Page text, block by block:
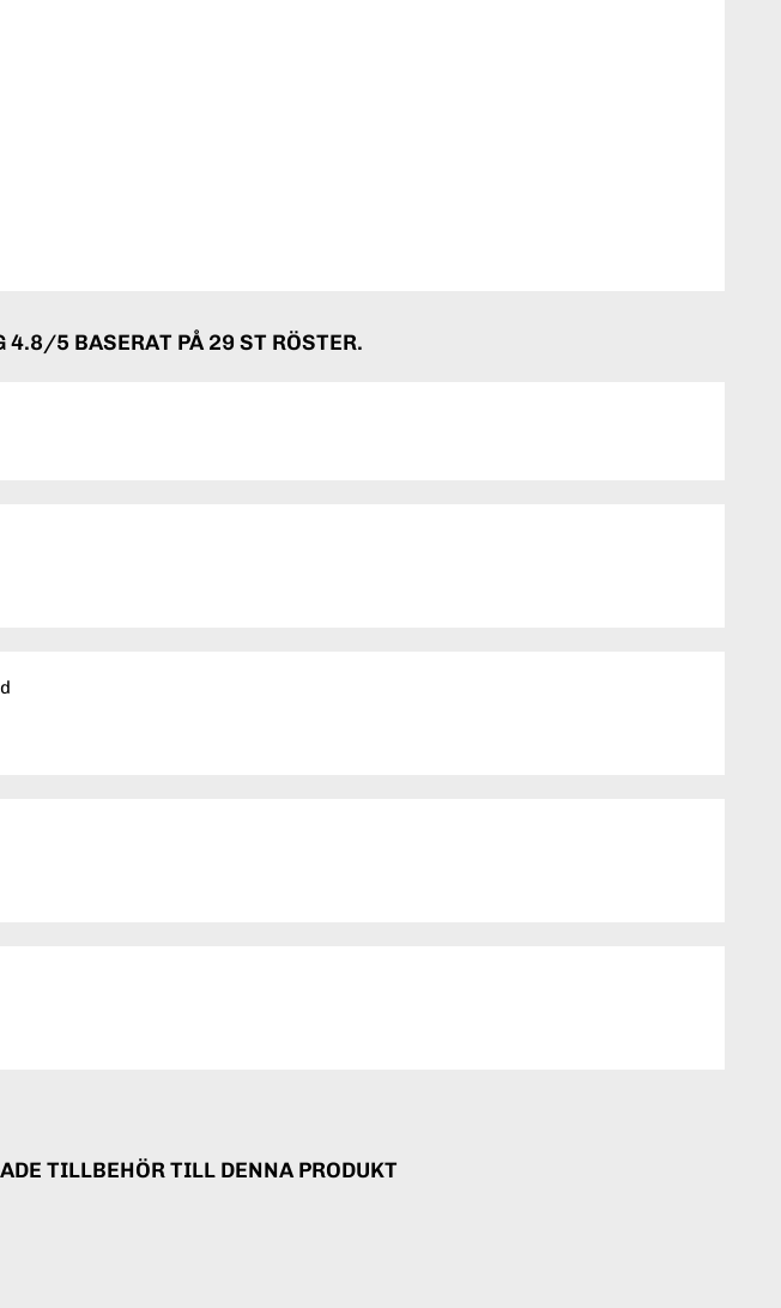
4.8/5 BASERAT PÅ 29 ST RÖSTER.
TILLBEHÖR TILL DENNA PRODUKT